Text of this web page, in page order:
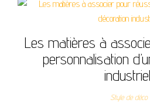
Les matières à
personnalisation
Style de déco